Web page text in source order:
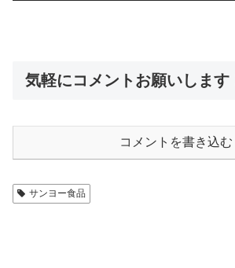
気軽にコメントお願いします
コメントを書き込む
サンヨー食品